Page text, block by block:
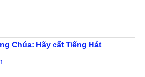
Chúa: Hãy cất Tiếng Hát